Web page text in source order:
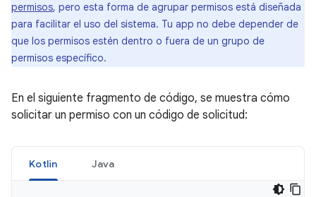
permisos, pero esta forma de agrupar permisos está diseñada
para facilitar el uso del sistema. Tu app no debe depender de
que los permisos estén dentro o fuera de un grupo de
permisos específico.
En el siguiente fragmento de código, se muestra cómo
solicitar un permiso con un código de solicitud:
Kotlin Java